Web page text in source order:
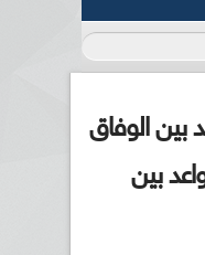
بعد بين الوفاق
بين